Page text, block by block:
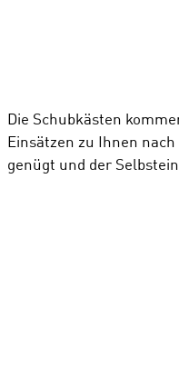
Die Schubkästen
Einsätzen zu Ihnen
genügt und der